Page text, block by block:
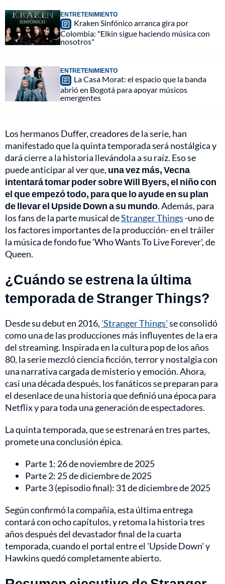
ENTRETENIMIENTO
Kraken Sinfónico arranca gira por
Colombia: "Elkin sigue haciendo música con
nosotros"
ENTRETENIMIENTO
La Casa Morat: el espacio que la banda
abrió en Bogotá para apoyar músicos
emergentes
Los hermanos Duffer, creadores de la serie, han
manifestado que la quinta temporada será nostálgica y
dará cierre a la historia llevándola a su raíz. Eso se
puede anticipar al ver que, una vez más, Vecna
intentará tomar poder sobre Will Byers, el niño con
el que empezó todo, para que lo ayude en su plan
de llevar el Upside Down a su mundo. Además, para
los fans de la parte musical deStranger Things-uno de
los factores importantes de la producción- en el tráiler
la música de fondo fue 'Who Wants To Live Forever', de
Queen.
¿Cuándo se estrena la última
temporada de Stranger Things?
Desde su debut en 2016, 'Stranger Things'se consolidó
como una de las producciones más influyentes de la era
del streaming. Inspirada en la cultura pop de los años
80, la serie mezcló ciencia ficción, terror y nostalgia con
una narrativa cargada de misterio y emoción. Ahora,
casi una década después, los fanáticos se preparan para
el desenlace de una historia que definió una época para
Netflix y para toda una generación de espectadores.
La quinta temporada, que se estrenará en tres partes,
promete una conclusión épica.
Parte 1: 26 de noviembre de 2025
Parte 2: 25 de diciembre de 2025
Parte 3 (episodio final): 31 de diciembre de 2025
Según confirmó la compañía, esta última entrega
contará con ocho capítulos, y retoma la historia tres
años después del devastador final de la cuarta
temporada, cuando el portal entre el 'Upside Down' y
Hawkins quedó completamente abierto.